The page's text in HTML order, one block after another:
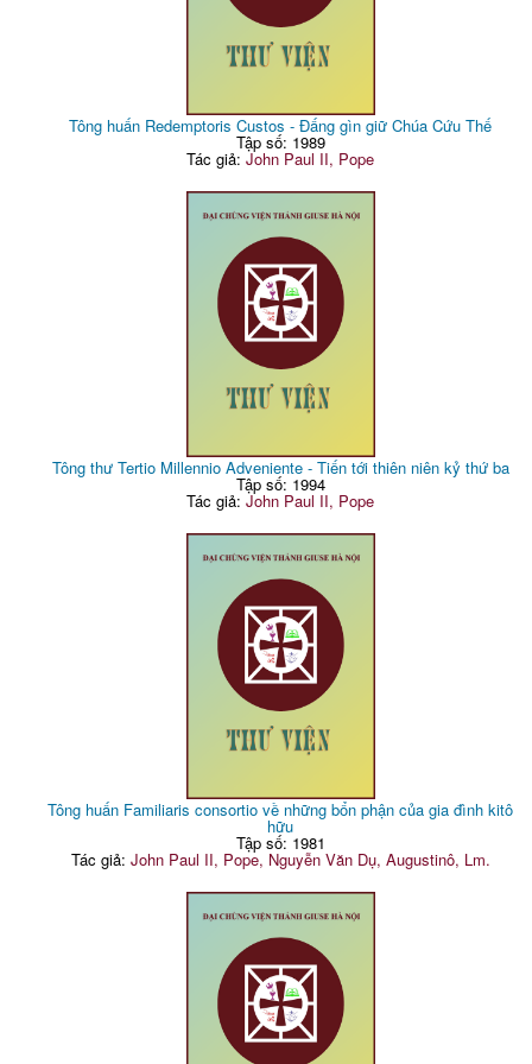
Tông huấn Redemptoris Custos - Đấng gìn giữ Chúa Cứu Thế
Tập số: 1989
Tác giả:John Paul II, Pope
Tông thư Tertio Millennio Adveniente - Tiến tới thiên niên kỷ thứ ba
Tập số: 1994
Tác giả:John Paul II, Pope
Tông huấn Familiaris consortio về những bổn phận của gia đình kitô
hữu
Tập số: 1981
Tác giả: John Paul II, Pope, Nguyễn Văn Dụ, Augustinô, Lm.